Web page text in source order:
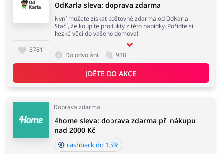
3781
OdKarla sleva: doprava zdarma
Nyní můžete získat poštovné zdarma od OdKarla.
Stačí, že koupíte produkty z této nabídky. Pořiďte si
hezké věci do vašeho domova!
Do odvolání 938
JDĚTE DO AKCE
Doprava zdarma
4home sleva: doprava zdarma při nákupu
nad 2000 Kč
cashback do 1.5%